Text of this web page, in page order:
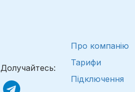
Долучайтесь:
Про компанію
Тарифи
Підключення